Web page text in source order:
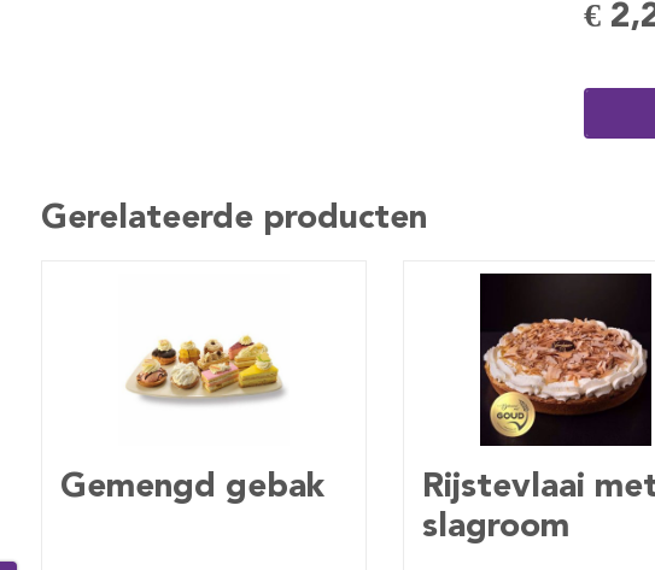
€
Gerelateerde producten
Rijstevlaai met
Kruimel
puddingvlaai